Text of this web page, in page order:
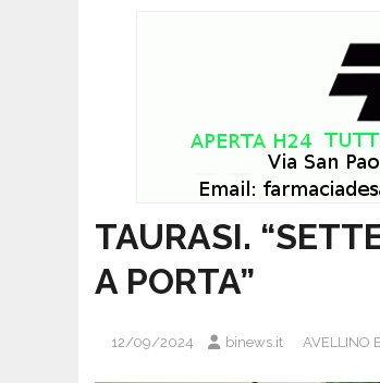
TAURASI.
A PORTA”
12/09/2024 binews.it AVELLINO